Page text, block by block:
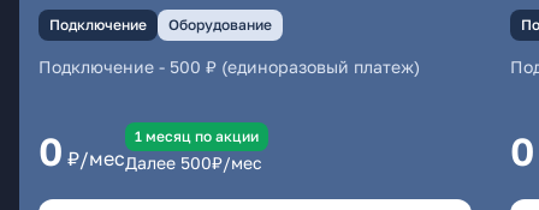
Подключение Оборудование
Подключение - 500 ₽ (единоразовый платеж)
0 ₽/мес
1 месяц по акции
Далее 500₽/мес 0